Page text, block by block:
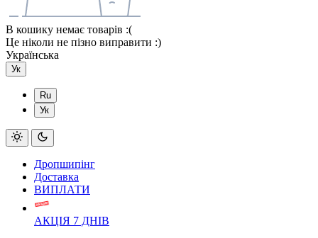
В кошику немає товарів :(
Це ніколи не пізно виправити :)
Українська
Ук
Ru
Ук
Дропшипінг
Доставка
ВИПЛАТИ
АКЦІЯ 7 ДНІВ